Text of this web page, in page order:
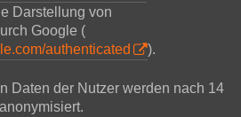
Darstellung von
Google (
authenticated
).
Daten der Nutzer werden nach 14